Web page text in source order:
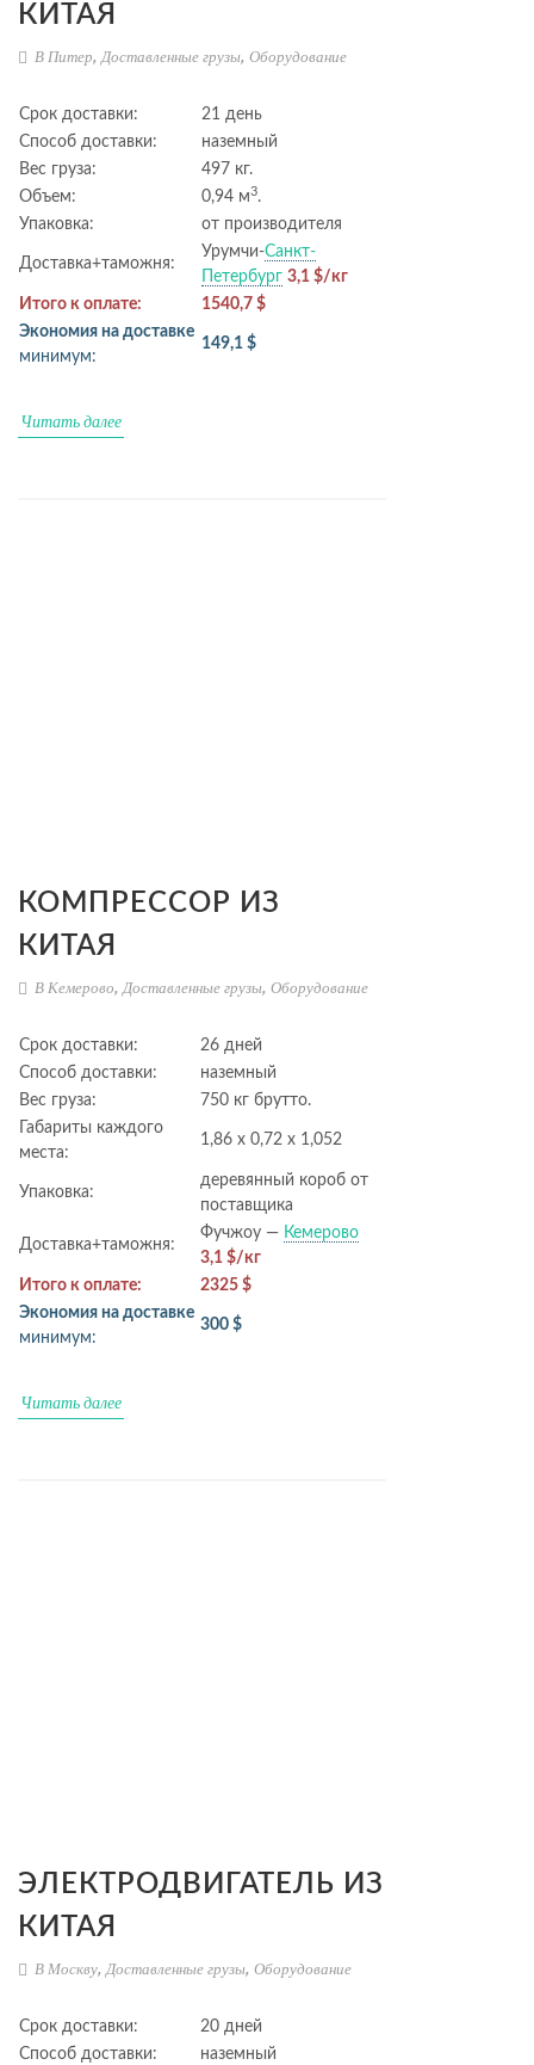
КИТАЯ
В Питер,Доставленные грузы, Оборудование
Срок доставки:
21 день
Способ доставки:
наземный
Вес груза:
497 кг.
Объем:
0,94 м3.
Упаковка:
от производителя
Доставка+таможня:
Урумчи-Санкт-
Петербург 3,1 $/кг
Итого к оплате:
1540,7 $
Экономия на доставке
минимум:
149,1 $
Читать далее
КОМПРЕССОР ИЗ
КИТАЯ
В Кемерово,Доставленные грузы, Оборудование
Срок доставки:
26 дней
Способ доставки:
наземный
Вес груза:
750 кг брутто.
Габариты каждого
места:
1,86 х 0,72 х 1,052
Упаковка:
деревянный короб от
поставщика
Доставка+таможня:
Фучжоу — Кемерово
3,1 $/кг
Итого к оплате:
2325 $
Экономия на доставке
минимум:
300 $
Читать далее
ЭЛЕКТРОДВИГАТЕЛЬ ИЗ
КИТАЯ
В Москву,Доставленные грузы, Оборудование
Срок доставки:
20 дней
Способ доставки:
наземный